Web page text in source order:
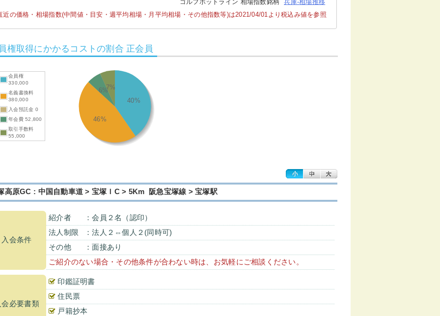
ゴルフホットライン 相場指数銘柄
兵庫-相場推移
近の価格・相場指数(中間値・目安・週平均相場・月平均相場・その他指数等)は2021/04/01より税込み値を参照
権取得にかかるコストの割合 正会員
会員権
330,000
名義書換料
380,000
入会預託金 0
年会費 52,800
取引手数料
55,000
40%
46%
6%7%
高原GC : 中国自動車道 > 宝塚ＩC > 5Km 阪急宝塚線 > 宝塚駅
入会条件
紹介者
：会員２名（認印）
法人制限
：法人２⇔個人２(同時可)
その他
：面接あり
ご紹介のない場合・その他条件が合わない時は、お気軽にご相談ください。
会必要書類
印鑑証明書
住民票
戸籍抄本